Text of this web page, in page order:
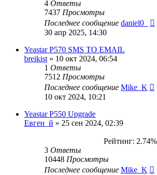
4 Ответы
7437 Просмотры
Последнее сообщение daniel0_
30 апр 2025, 14:30
Yeastar P570 SMS TO EMAIL
breikist » 10 окт 2024, 06:54
1 Ответы
7512 Просмотры
Последнее сообщение Mike_K
10 окт 2024, 10:21
Yeastar P550 Upgrade
Евген_й » 25 сен 2024, 02:39
Рейтинг: 2.74%
3 Ответы
10448 Просмотры
Последнее сообщение Mike_K